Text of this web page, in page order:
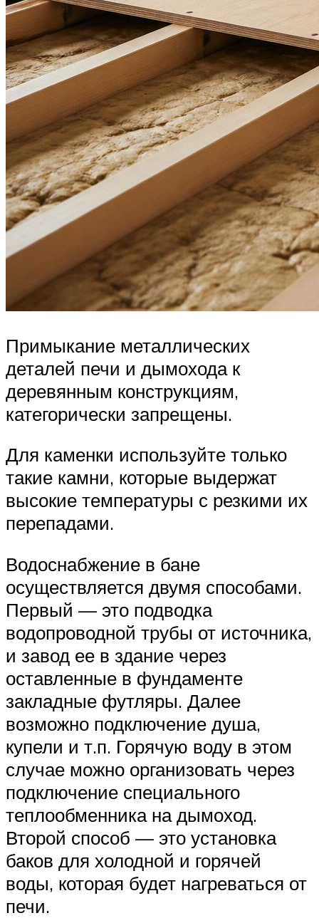
Примыкание металлических
деталей печи и дымохода к
деревянным конструкциям,
категорически запрещены.
Для каменки используйте только
такие камни, которые выдержат
высокие температуры с резкими их
перепадами.
Водоснабжение в бане
осуществляется двумя способами.
Первый — это подводка
водопроводной трубы от источника,
и завод ее в здание через
оставленные в фундаменте
закладные футляры. Далее
возможно подключение душа,
купели и т.п. Горячую воду в этом
случае можно организовать через
подключение специального
теплообменника на дымоход.
Второй способ — это установка
баков для холодной и горячей
воды, которая будет нагреваться от
печи.